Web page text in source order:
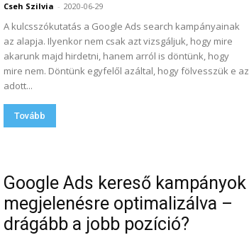
Cseh Szilvia - 2020-06-29
A kulcsszókutatás a Google Ads search kampányainak
az alapja. Ilyenkor nem csak azt vizsgáljuk, hogy mire
akarunk majd hirdetni, hanem arról is döntünk, hogy
mire nem. Döntünk egyfelől azáltal, hogy fölvesszük e az
adott...
Tovább
Google Ads kereső kampányok
megjelenésre optimalizálva –
drágább a jobb pozíció?